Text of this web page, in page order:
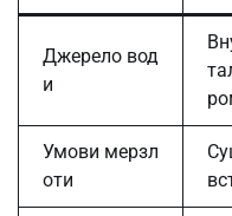
Джерело вод
и
Умови мерзл
оти